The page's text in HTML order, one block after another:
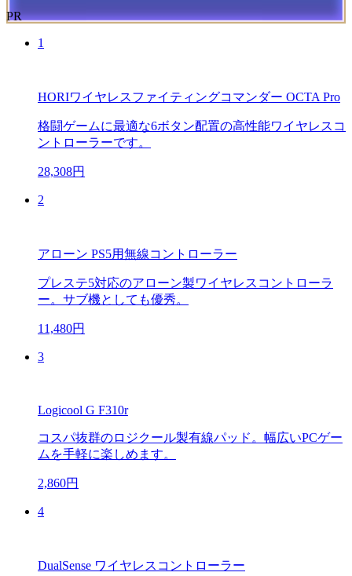
PR
1
HORIワイヤレスファイティングコマンダー OCTA Pro
格闘ゲームに最適な6ボタン配置の高性能ワイヤレスコ
ントローラーです。
28,308円
2
アローン PS5用無線コントローラー
プレステ5対応のアローン製ワイヤレスコントローラ
ー。サブ機としても優秀。
11,480円
3
Logicool G F310r
コスパ抜群のロジクール製有線パッド。幅広いPCゲー
ムを手軽に楽しめます。
2,860円
4
DualSense ワイヤレスコントローラー